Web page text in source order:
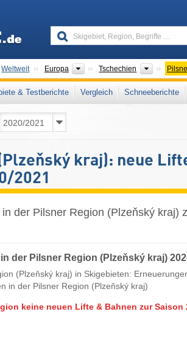
Weltweit Europa Kontinente
Tschechien Länder
& Testberichte Vergleich Schneeberichte
kraj): neue
2021
der Pilsner Region (Plzeňský kraj)
der Pilsner Region (Plzeňský kraj)
(Plzeňský kraj) in Skigebieten:
in der Pilsner Region (Plzeňský kraj)
keine neuen Lifte & Bahnen zur Saison